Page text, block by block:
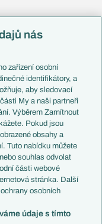
soutěž
nás
zařízení osobní
identifikátory, a
aby sledovací
My a naši partneři
Výběrem Zamítnout
Pokud jsou
obsahy a
Tuto nabídku můžete
souhlas odvolat
části webové
stránka. Další
osobních
údaje s tímto